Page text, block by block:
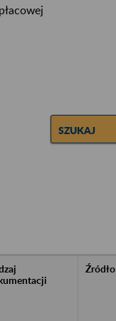
SZUKAJ
Źródło